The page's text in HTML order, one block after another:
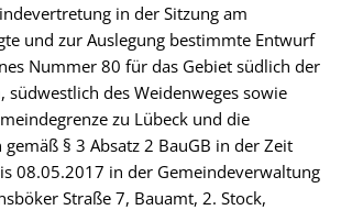
in der Sitzung am
und zur Auslegung bestimmte Entwurf
Nummer 80 für das Gebiet südlich der
südwestlich des Weidenweges sowie
zu Lübeck und die
§ 3 Absatz 2 BauGB in der Zeit
08.05.2017 in der Gemeindeverwaltung
Straße 7, Bauamt, 2. Stock,